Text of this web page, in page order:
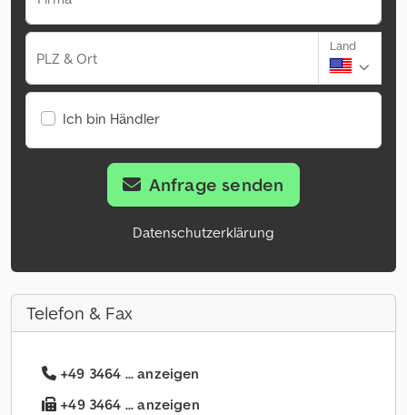
PLZ & Ort
Land
Ich bin Händler
Anfrage senden
Datenschutzerklärung
Telefon & Fax
+49 3464 ... anzeigen
+49 3464 ... anzeigen